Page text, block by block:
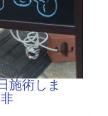
施術しま